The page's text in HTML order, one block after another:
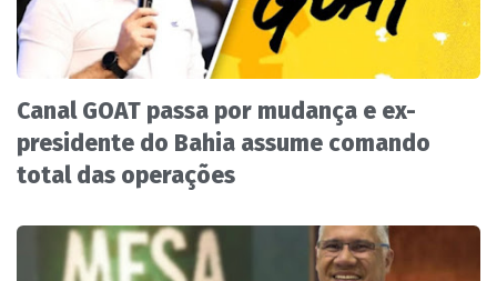
Canal GOAT passa por mudança e ex-
presidente do Bahia assume comando
total das operações